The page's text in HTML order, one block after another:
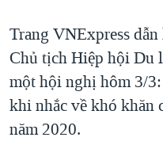
Trang VNExpress
Chủ tịch Hiệp hội Du
một hội nghị hôm 3/
khi nhắc về khó khăn
năm 2020.